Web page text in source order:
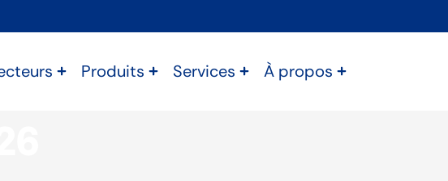
Produits Services À propos